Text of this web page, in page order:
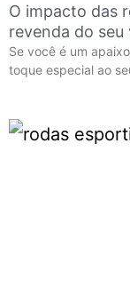
O impacto das
revenda do seu
Se você é um
toque especial ao